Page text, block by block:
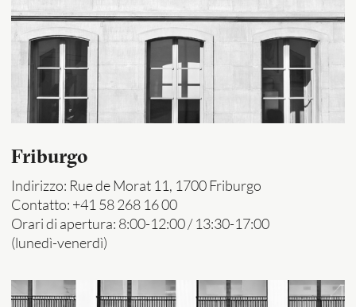
Friburgo
Indirizzo: Rue de Morat 11, 1700 Friburgo
Contatto: +41 58 268 16 00
Orari di apertura: 8:00-12:00 / 13:30-17:00
(lunedì-venerdì)